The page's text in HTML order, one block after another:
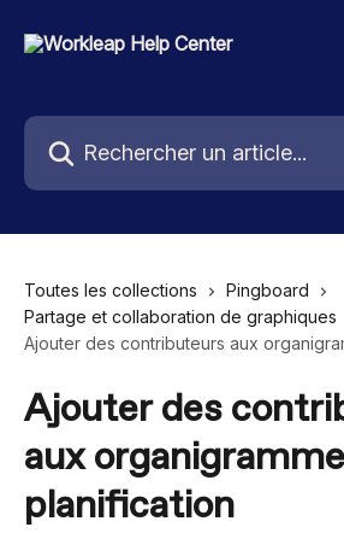
Rechercher un article...
Toutes les collections
Pingboard
Partage et collaboration de graphiques
Ajouter des contributeurs aux
Ajouter des
aux
planification